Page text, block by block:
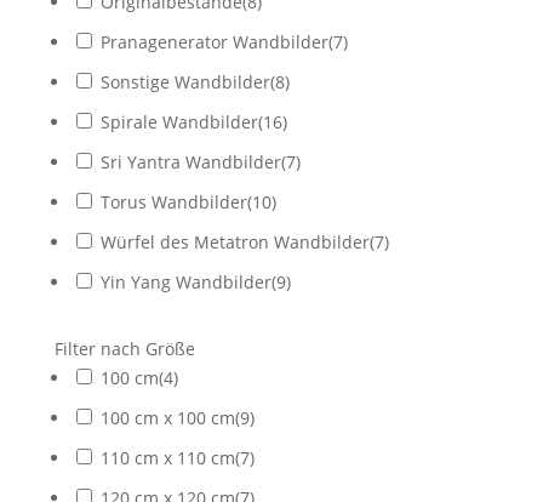
Pranagenerator Wandbilder(7)
Sonstige Wandbilder(8)
Spirale Wandbilder(16)
Sri Yantra Wandbilder(7)
Torus Wandbilder(10)
Würfel des Metatron Wandbilder(7)
Yin Yang Wandbilder(9)
Filter nach Größe
100 cm(4)
100 cm x 100 cm(9)
110 cm x 110 cm(7)